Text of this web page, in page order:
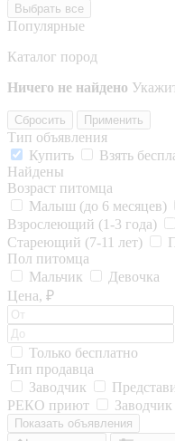
Выбрать все
Популярные
Каталог пород
Ничего не найдено
Сбросить Применить
Тип объявления
Купить
Взять
Найдены
Возраст питомца
Малыш (до 6 месяцев)
Взрослеющий (1-3 года)
Стареющий (7-11 лет)
Пол питомца
Мальчик
Девочка
Цена, ₽
Только бесплатно
Тип продавца
Заводчик
РЕКО приют
Показать объявления